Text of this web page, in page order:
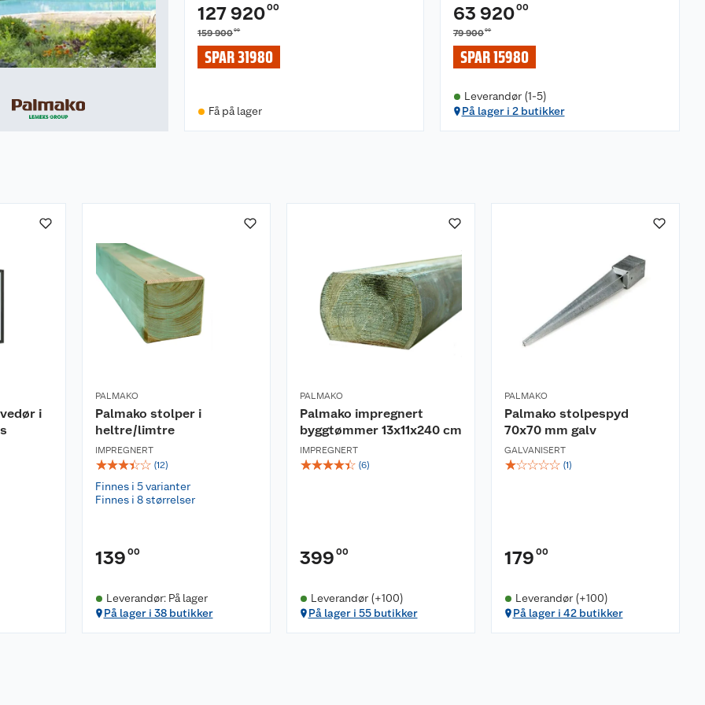
er det viktig
det ikke blir skadet.
127 92000
159 90000
SPAR 31980
Få på lager
63 92000
79 90000
SPAR 15980
Leverandør (1-5)
På lager i 2 butikker
i
PALMAKO
Palmako stolper i
heltre/limtre
IMPREGNERT
☆☆☆☆☆ (12)
Finnes i 5 varianter
Finnes i 8 størrelser
139 00
Leverandør: På lager
På lager i 38 butikker
PALMAKO
Palmako impregnert
byggtømmer 13x11x240 cm
IMPREGNERT
☆☆☆☆☆ (6)
399 00
Leverandør (+100)
På lager i 55 butikker
PALMAKO
Palmako stolpespyd
70x70 mm galv
GALVANISERT
☆☆☆☆☆ (1)
179 00
Leverandør (+100)
På lager i 42 butikker